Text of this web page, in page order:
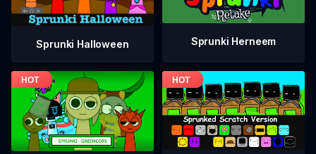
Sprunki Halloween Sprunki Herneem